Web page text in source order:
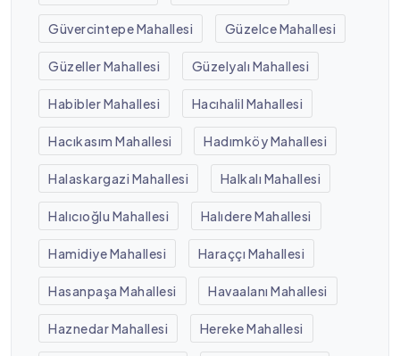
Güvercintepe Mahallesi Güzelce Mahallesi
Güzeller Mahallesi Güzelyalı Mahallesi
Habibler Mahallesi Hacıhalil Mahallesi
Hacıkasım Mahallesi Hadımköy Mahallesi
Halaskargazi Mahallesi Halkalı Mahallesi
Halıcıoğlu Mahallesi Halıdere Mahallesi
Hamidiye Mahallesi Haraççı Mahallesi
Hasanpaşa Mahallesi Havaalanı Mahallesi
Haznedar Mahallesi Hereke Mahallesi